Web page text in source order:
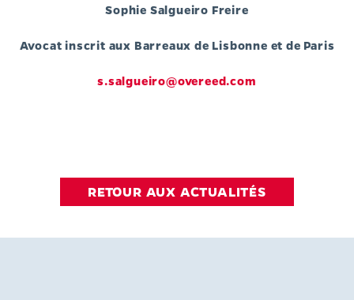
Sophie Salgueiro Freire
Avocat inscrit aux Barreaux de Lisbonne et de Paris
s.salgueiro@overeed.com
RETOUR AUX ACTUALITÉS